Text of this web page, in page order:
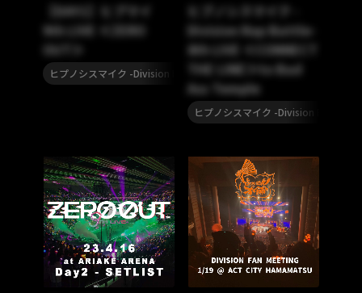
【DAY1】ヒプマイ
9th LIVE ≪ZERO
OUT≫
ヒプノシスマイク -Division Rap Battle- , セットリスト
ヒプノシスマイク -
Division Rap Battle-
8th LIVE ≪CONNECT
THE LINE≫to Bad
Ass Temple
ヒプノシスマイク -Division Rap